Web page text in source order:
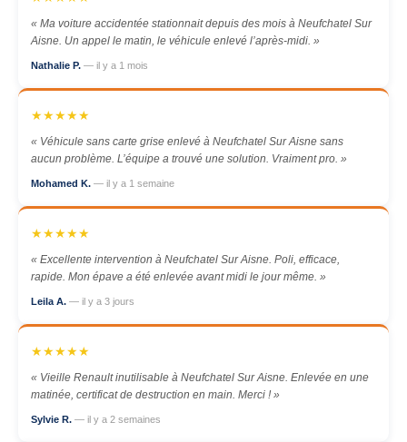
« Ma voiture accidentée stationnait depuis des mois à Neufchatel Sur
Aisne. Un appel le matin, le véhicule enlevé l’après-midi. »
Nathalie P. — il y a 1 mois
★★★★★
« Véhicule sans carte grise enlevé à Neufchatel Sur Aisne sans
aucun problème. L’équipe a trouvé une solution. Vraiment pro. »
Mohamed K. — il y a 1 semaine
★★★★★
« Excellente intervention à Neufchatel Sur Aisne. Poli, efficace,
rapide. Mon épave a été enlevée avant midi le jour même. »
Leila A. — il y a 3 jours
★★★★★
« Vieille Renault inutilisable à Neufchatel Sur Aisne. Enlevée en une
matinée, certificat de destruction en main. Merci ! »
Sylvie R. — il y a 2 semaines